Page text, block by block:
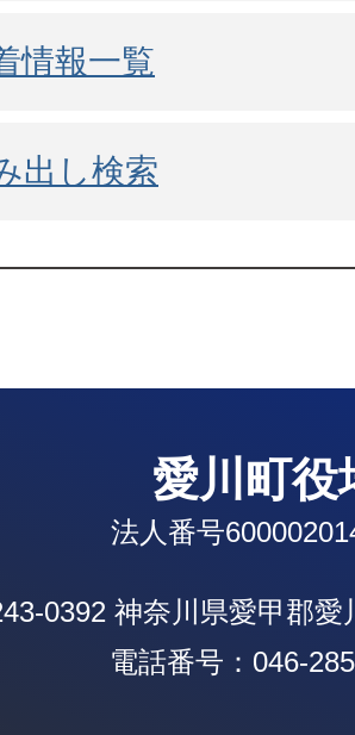
情報一覧
出し検索
愛川町役
法人番号
0392 神奈川県愛甲郡愛
電話番号：046-